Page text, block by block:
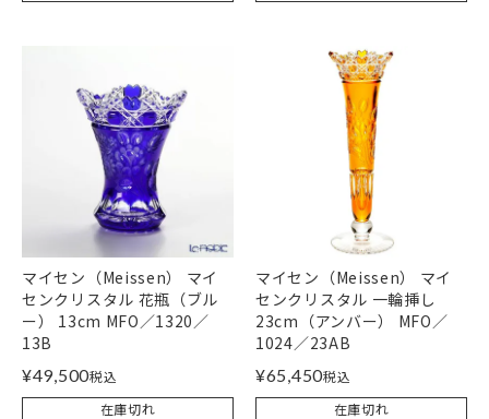
マイセン（Meissen） マイ
センクリスタル 花瓶（ブル
ー） 13cm MFO／1320／
13B
¥49,500税込
在庫切れ
マイセン（Meissen） マイ
センクリスタル 一輪挿し
23cm（アンバー） MFO／
1024／23AB
¥65,450税込
在庫切れ